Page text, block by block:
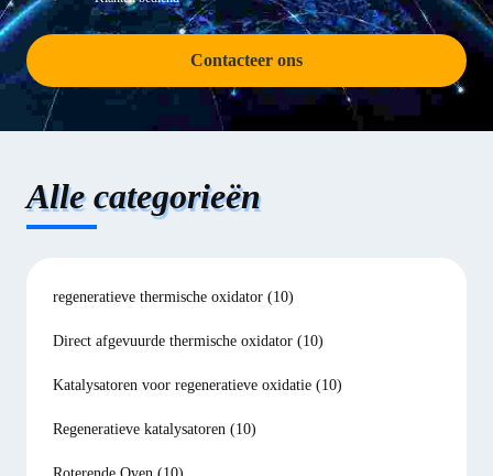
Contacteer ons
Alle categorieën
regeneratieve thermische oxidator (10)
Direct afgevuurde thermische oxidator (10)
Katalysatoren voor regeneratieve oxidatie (10)
Regeneratieve katalysatoren (10)